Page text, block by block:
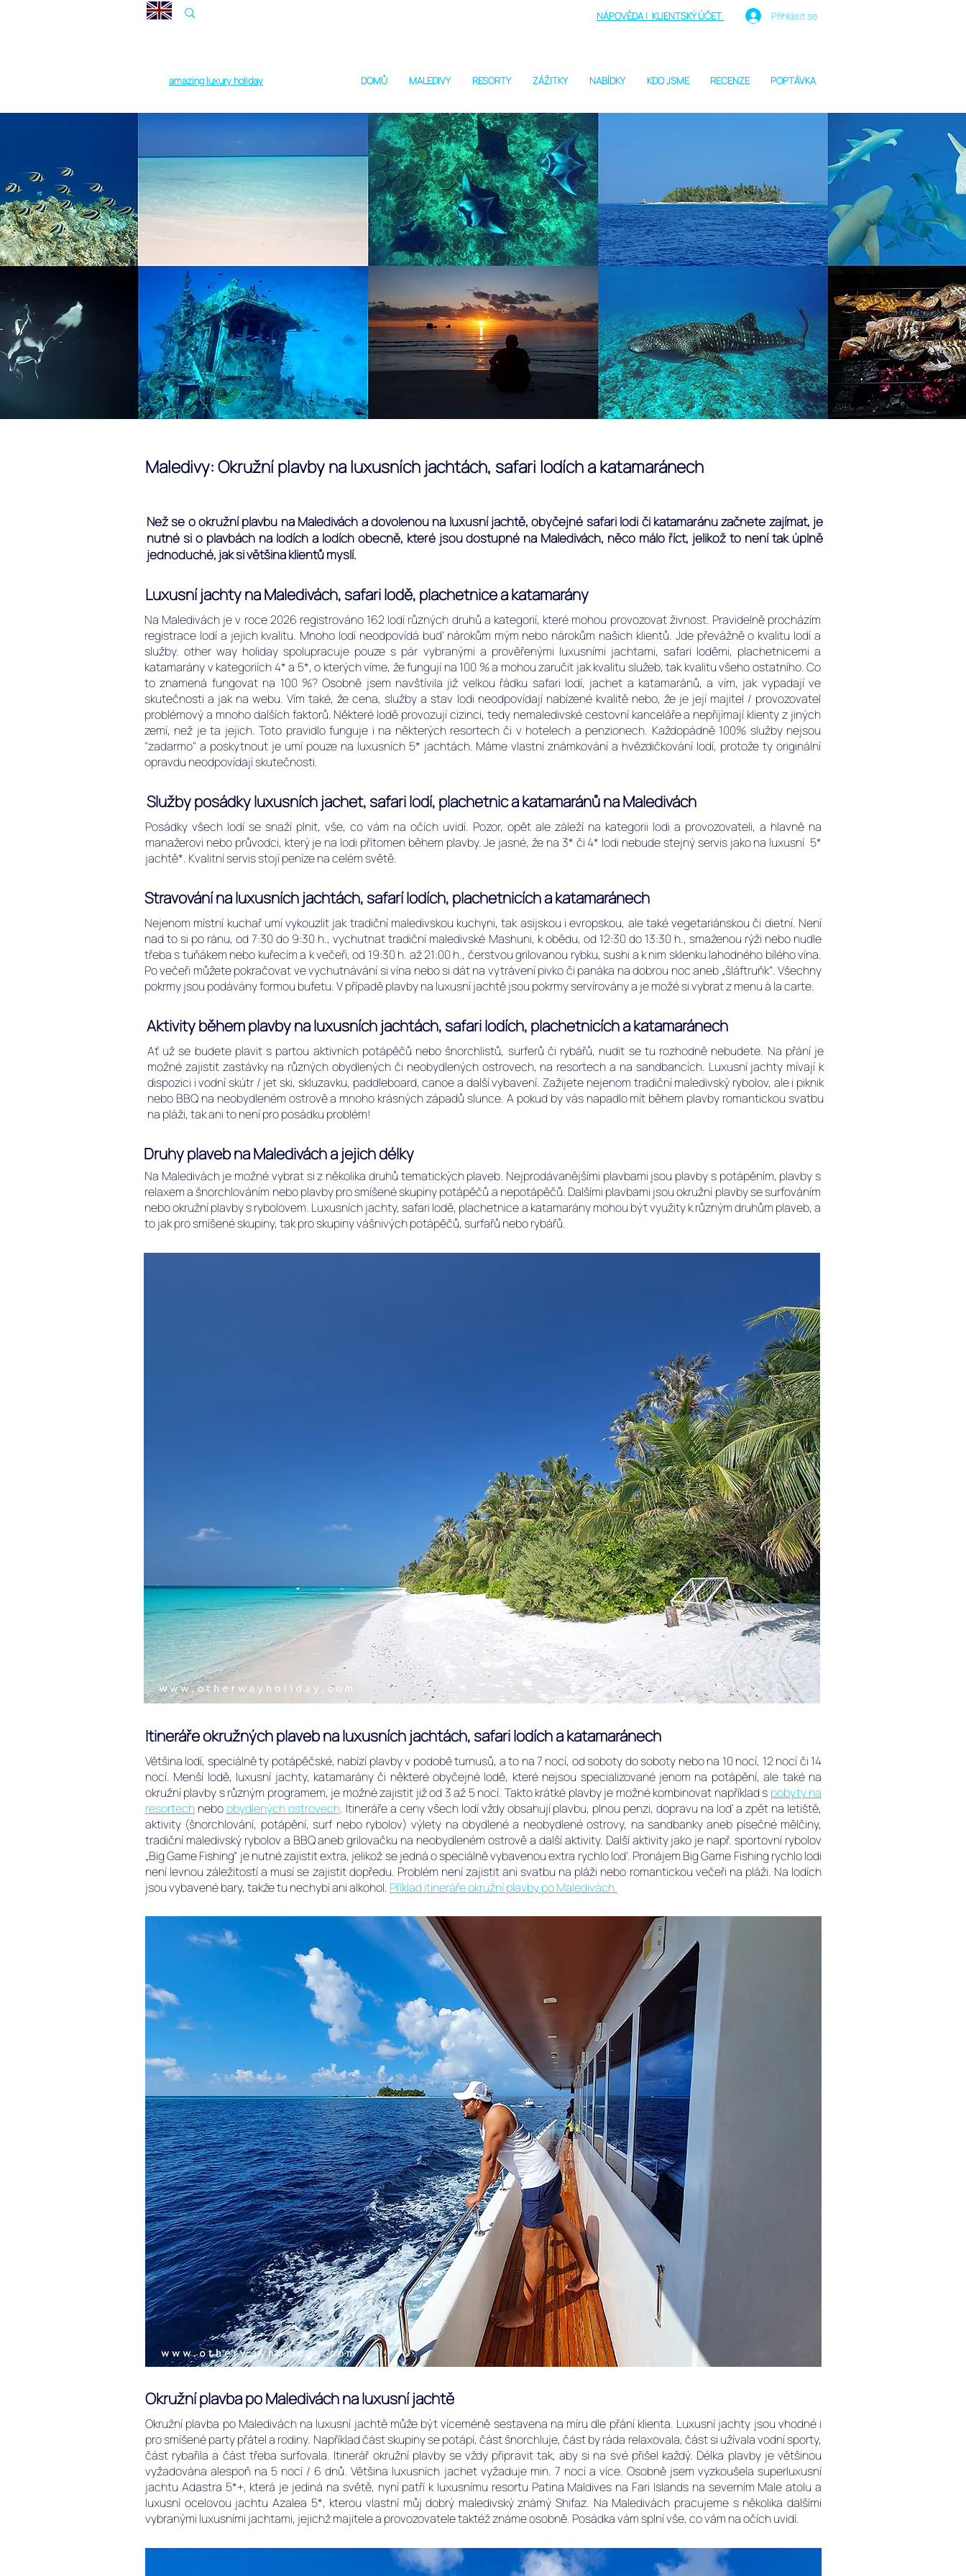
DOMŮ MALEDIVY RESORTY ZÁŽITKY NABÍDKY KDO JSME RECENZE POPTÁVKA
Přihlásit se
NÁPOVĚDA | KLIENTSKÝ ÚČET
amazing luxury holiday
Maledivy: Okružní plavby na luxusních jachtách, safari lodích a katamaránech
Než se o okružní plavbu na Maledivách a dovolenou na luxusní jachtě, obyčejné safari lodi či katamaránu začnete zajímat, je
nutné si o plavbách na lodích a lodích obecně, které jsou dostupné na Maledivách, něco málo říct, jelikož to není tak úplně
jednoduché, jak si většina klientů myslí.
Luxusní jachty na Maledivách, safari lodě, plachetnice a katamarány
Na Maledivách je v roce 2026 registrováno 162 lodí různých druhů a kategorií, které mohou provozovat živnost. Pravidelně procházím
registrace lodí a jejich kvalitu. Mnoho lodí neodpovídá buď nárokům mým nebo nárokům našich klientů. Jde převážně o kvalitu lodí a
služby. other way holiday spolupracuje pouze s pár vybranými a prověřenými luxusními jachtami, safari loděmi, plachetnicemi a
katamarányv kategoriích 4* a 5*, o kterých víme, že fungují na 100 % a mohou zaručit jak kvalitu služeb, tak kvalitu všeho ostatního. Co
to znamená fungovat na 100 %? Osobně jsem navštívila již velkou řádku safari lodí, jachet a katamaránů, a vím, jak vypadají ve
skutečnosti a jak na webu. Vím také, že cena, služby a stav lodi neodpovídají nabízené kvalitě nebo, že je její majitel / provozovatel
problémový a mnoho dalších faktorů. Některé lodě provozují cizinci, tedy nemaledivské cestovní kanceláře a nepřijímají klienty z jiných
zemí, než je ta jejich. Toto pravidlo funguje i na některých resortech či v hotelech a penzionech. Každopádně 100% služby nejsou
"zadarmo" a poskytnout je umí pouze na luxusních 5* jachtách. Máme vlastní známkování a hvězdičkování lodí, protože ty originální
opravdu neodpovídají skutečnosti.
Služby posádky luxusních jachet, safari lodí, plachetnic a katamaránů na Maledivách
Posádky všech lodí se snaží plnit, vše, co vám na očích uvidí. Pozor, opět ale záleží na kategorii lodi a provozovateli, a hlavně na
manažerovi nebo průvodci, který je na lodi přítomen během plavby. Je jasné, že na 3* či 4* lodi nebude stejný servis jako na luxusní 5*
jachtě*. Kvalitní servis stojí peníze na celém světě.
Stravování na luxusních jachtách, safarí lodích, plachetnicích a katamaránech
Nejenom místní kuchař umí vykouzlit jak tradiční maledivskou kuchyni, tak asijskou i evropskou, ale také vegetariánskou či dietní. Není
nad to si po ránu, od 7:30 do 9:30 h., vychutnat tradiční maledivské Mashuni, k obědu, od 12:30 do 13:30 h., smaženou rýži nebo nudle
třeba s tuňákem nebo kuřecím a k večeři, od 19:30 h. až 21:00 h., čerstvou grilovanou rybku, sushi a k nim sklenku lahodného bílého vína.
Po večeři můžete pokračovat ve vychutnávání si vína nebo si dát na vytrávení pivko či panáka na dobrou noc aneb „šláftruňk“. Všechny
pokrmy jsou podávány formou bufetu. V případě plavby na luxusní jachtě jsou pokrmy servírovány a je možé si vybrat z menu à la carte.
Aktivity během plavby na luxusních jachtách, safari lodích, plachetnicích a katamaránech
Ať už se budete plavit s partou aktivních potápěčů nebo šnorchlistů, surferů či rybářů, nudit se tu rozhodně nebudete. Na přání je
možné zajistit zastávky na různých obydlených či neobydlených ostrovech, na resortech a na sandbancích. Luxusní jachty mívají k
dispozici i vodní skútr / jet ski, skluzavku, paddleboard, canoe a další vybavení. Zažijete nejenom tradiční maledivský rybolov, ale i piknik
nebo BBQ na neobydleném ostrově a mnoho krásných západů slunce. A pokud by vás napadlo mít během plavby romantickou svatbu
na pláži, tak ani to není pro posádku problém!
Druhy plaveb na Maledivách a jejich délky
Na Maledivách je možné vybrat si z několika druhů tematických plaveb. Nejprodávanějšími plavbami jsou plavby s potápěním, plavby s
relaxem a šnorchlováním nebo plavby pro smíšené skupiny potápěčů a nepotápěčů. Dalšími plavbami jsou okružní plavby se surfováním
nebo okružní plavby s rybolovem. Luxusních jachty, safari lodě, plachetnice a katamarány mohou být využity k různým druhům plaveb, a
to jak pro smíšené skupiny, tak pro skupiny vášnivých potápěčů, surfařů nebo rybářů.
Itineráře okružných plaveb na luxusních jachtách, safari lodích a katamaránech
Většina lodí, speciálně ty potápěčské, nabízí plavby v podobě turnusů, a to na 7 nocí, od soboty do soboty nebo na 10 nocí, 12 nocí či 14
nocí. Menší lodě, luxusní jachty, katamarány či některé obyčejné lodě, které nejsou specializované jenom na potápění, ale také na
okružní plavby s různým programem, je možné zajistit již od 3 až 5 nocí. Takto krátké plavby je možné kombinovat například s pobyty na
resortech neboobydlených ostrovech. Itineráře a ceny všech lodí vždy obsahují plavbu, plnou penzi, dopravu na loď a zpět na letiště,
aktivity (šnorchlování, potápění, surf nebo rybolov) výlety na obydlené a neobydlené ostrovy, na sandbanky aneb písečné mělčiny,
tradiční maledivský rybolov a BBQ aneb grilovačku na neobydleném ostrově a další aktivity. Další aktivity jako je např. sportovní rybolov
„Big Game Fishing“ je nutné zajistit extra, jelikož se jedná o speciálně vybavenou extra rychlo loď. Pronájem Big Game Fishing rychlo lodi
není levnou záležitostí a musí se zajistit dopředu. Problém není zajistit ani svatbu na pláži nebo romantickou večeři na pláži. Na lodích
jsou vybavené bary, takže tu nechybí ani alkohol. Příklad itineráře okružní plavby po Maledivách.
Okružní plavba po Maledivách na luxusní jachtě
Okružní plavba po Maledivách na luxusní jachtě může být víceméně sestavena na míru dle přání klienta. Luxusní jachty jsou vhodné i
pro smíšené party přátel a rodiny. Například část skupiny se potápí, část šnorchluje, část by ráda relaxovala, část si užívala vodní sporty,
část rybařila a část třeba surfovala. Itinerář okružní plavby se vždy připravit tak, aby si na své přišel každý. Délka plavby je většinou
vyžadována alespoň na 5 nocí / 6 dnů. Většina luxusních jachet vyžaduje min. 7 nocí a více. Osobně jsem vyzkoušela superluxusní
jachtu Adastra 5*+, která je jediná na světě, nyní patří k luxusnímu resortu Patina Maldives na Fari Islands na severním Male atolu a
luxusní ocelovou jachtu Azalea 5*, kterou vlastní můj dobrý maledivský známý Shifaz. Na Maledivách pracujeme s několika dalšími
vybranými luxusními jachtami, jejichž majitele a provozovatele taktéž známe osobně. Posádka vám splní vše, co vám na očích uvidí.